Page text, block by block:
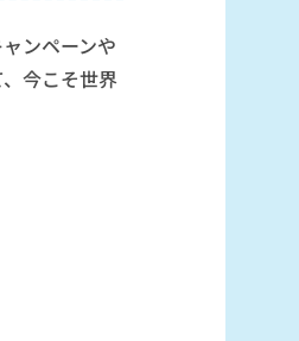
ンペーンや
今こそ世界